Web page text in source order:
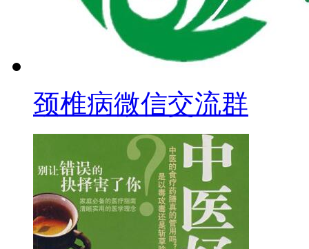
颈椎病微信交流群